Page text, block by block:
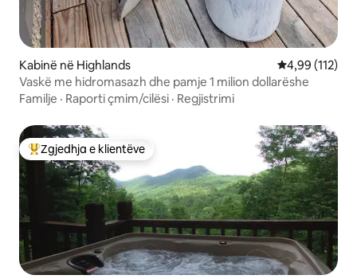
Kabinë në Highlands Vlerësimi
4,99 (112)
Vaskë me hidromasazh dhe pamje 1 milion dollarëshe
Familje · Raporti çmim/cilësi · Regjistrimi
Më të mirat e zgjedhjeve të klientëve
Zgjedhja e klientëve